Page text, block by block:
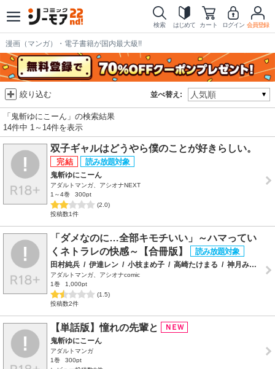
検索 はじめて カート ログイン 会員登録
漫画（マンガ）・電子書籍が国内最大級!!
並べ替え:
絞り込む
「鬼斬ゆにこーん」の検索結果
14件中 1～14件を表示
双子ギャルはどうやら僕のことが好きらしい。
鬼斬ゆにこーん
アダルトマンガ、アシオナNEXT
1～4巻
300pt
(2.0)
投稿数1件
「ダメなのに…全部キモチいい」～ハマってい
くネトラレの快感～【合冊版】
田村純兵 / 伊達レン / 小枝まめ子 / 高崎たけまる / 神月みやび
アダルトマンガ、アシオナcomic
1巻
1,000pt
(1.5)
投稿数2件
【単話版】憧れの先輩と
鬼斬ゆにこーん
アダルトマンガ
1巻
300pt